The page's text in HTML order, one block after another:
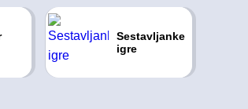
Sestavljanke
igre